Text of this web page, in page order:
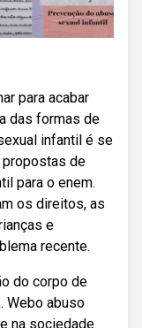
para acabar
das formas de
infantil é se
propostas de
para o enem.
os direitos, as
e
recente.
do corpo de
Webo abuso
na sociedade